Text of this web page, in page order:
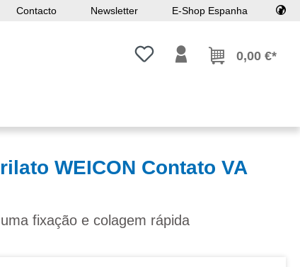
Contacto Newsletter E-Shop Espanha
Tem 0 itens da lista de desejos
0,00 €*
WEICON Contato VA
fixação e colagem rápida